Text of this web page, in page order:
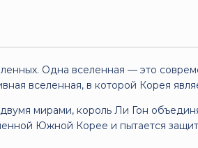
Одна вселенная — это
вселенная, в которой Корея
мирами, король Ли Гон
Южной Корее и пытается